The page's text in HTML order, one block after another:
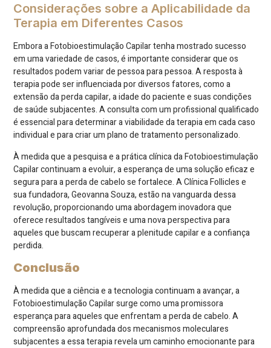
Considerações sobre a Aplicabilidade da
Terapia em Diferentes Casos
Embora a Fotobioestimulação Capilar tenha mostrado sucesso
em uma variedade de casos, é importante considerar que os
resultados podem variar de pessoa para pessoa. A resposta à
terapia pode ser influenciada por diversos fatores, como a
extensão da perda capilar, a idade do paciente e suas condições
de saúde subjacentes. A consulta com um profissional qualificado
é essencial para determinar a viabilidade da terapia em cada caso
individual e para criar um plano de tratamento personalizado.
À medida que a pesquisa e a prática clínica da Fotobioestimulação
Capilar continuam a evoluir, a esperança de uma solução eficaz e
segura para a perda de cabelo se fortalece. A Clínica Follicles e
sua fundadora, Geovanna Souza, estão na vanguarda dessa
revolução, proporcionando uma abordagem inovadora que
oferece resultados tangíveis e uma nova perspectiva para
aqueles que buscam recuperar a plenitude capilar e a confiança
perdida.
Conclusão
À medida que a ciência e a tecnologia continuam a avançar, a
Fotobioestimulação Capilar surge como uma promissora
esperança para aqueles que enfrentam a perda de cabelo. A
compreensão aprofundada dos mecanismos moleculares
subjacentes a essa terapia revela um caminho emocionante para